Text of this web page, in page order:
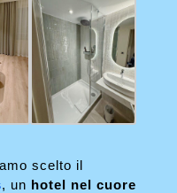
scelto il
, un hotel nel cuore